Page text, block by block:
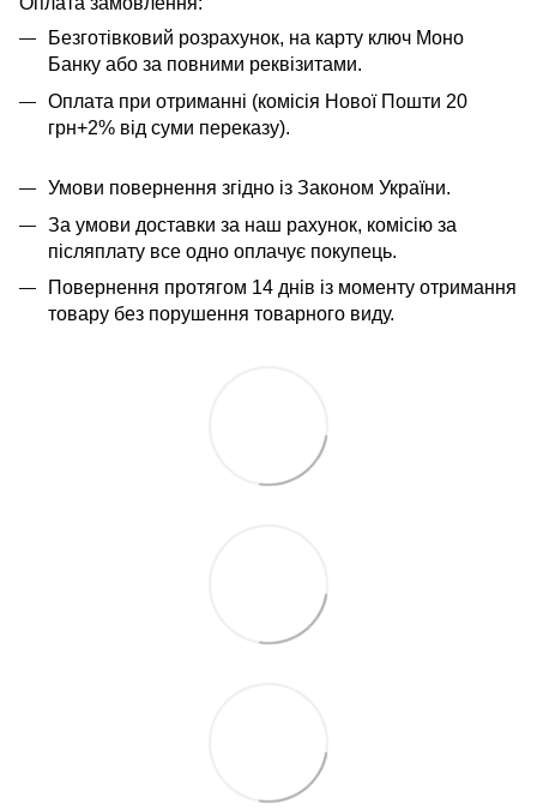
Безготівковий розрахунок, на карту ключ Моно
Банку або за повними реквізитами.
Оплата при отриманні (комісія Нової Пошти 20
грн+2% від суми переказу).
Умови повернення згідно із Законом України.
За умови доставки за наш рахунок, комісію за
післяплату все одно оплачує покупець.
Повернення протягом 14 днів із моменту отримання
товару без порушення товарного виду.